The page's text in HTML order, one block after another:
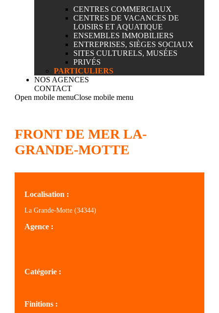
CENTRES COMMERCIAUX
CENTRES DE VACANCES DE
LOISIRS ET AQUATIQUE
ENSEMBLES IMMOBILIERS
ENTREPRISES, SIÈGES SOCIAUX
SITES CULTURELS, MUSÉES
PRIVÉS
PARTICULIERS
NOS AGENCES
CONTACT
Open mobile menuClose mobile menu
FRONT DE MER LA-
GRANDE-MOTTE
Localisation :
La Grande-Motte (34344)
Agence :
Catégorie :
Finitions :